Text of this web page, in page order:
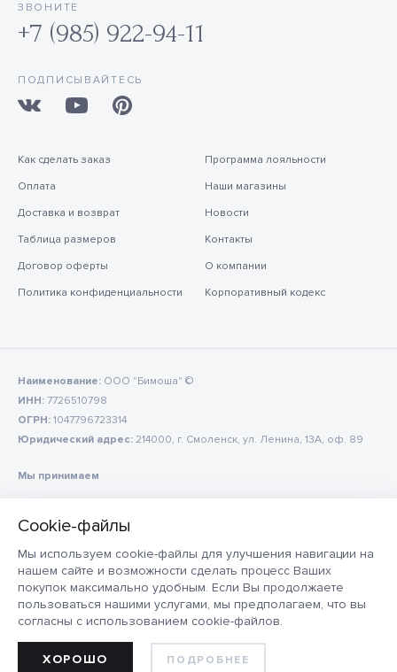
Мы используем cookie-файлы для улучшения навигации на
нашем сайте и возможности сделать процесс Ваших
покупок максимально удобным. Если Вы продолжаете
пользоваться нашими услугами, мы предполагаем, что вы
согласны с использованием cookie-файлов.
ПОДРОБНЕЕ
ХОРОШО
ЗВОНИТЕ
+7 (985) 922-94-11
ПОДПИСЫВАЙТЕСЬ
Как сделать заказ
Оплата
Доставка и возврат
Таблица размеров
Договор оферты
Политика конфиденциальности
Программа лояльности
Наши магазины
Новости
Контакты
О компании
Корпоративный кодекс
Наименование: ООО "Бимоша" ©
ИНН: 7726510798
ОГРН: 1047796723314
Юридический адрес: 214000, г. Смоленск, ул. Ленина, 13А, оф. 89
Мы принимаем